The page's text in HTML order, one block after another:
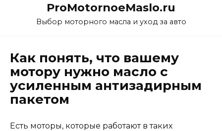
ProMotornoeMaslo.ru
Выбор моторного масла и уход за авто
Как понять, что вашему
мотору нужно масло с
усиленным антизадирным
пакетом
Есть моторы, которые работают в таких